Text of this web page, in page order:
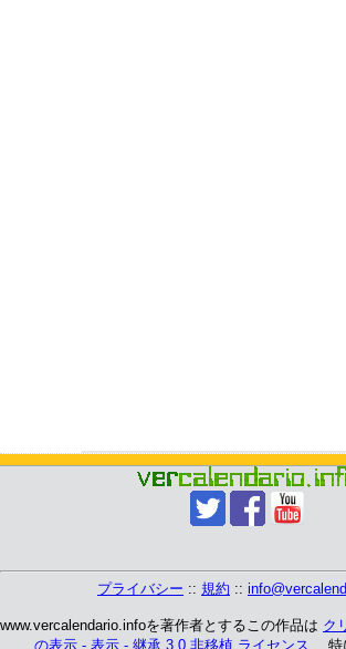
プライバシー :: 規約 ::
www.vercalendario.infoを著作者とするこの作品は ク
の表示 - 表示 - 継承 3.0 非移植 ライセンス 、